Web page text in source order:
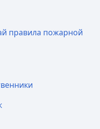
правила пожарной